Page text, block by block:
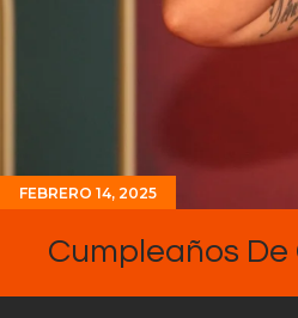
FEBRERO 14, 2025
Cumpleaños